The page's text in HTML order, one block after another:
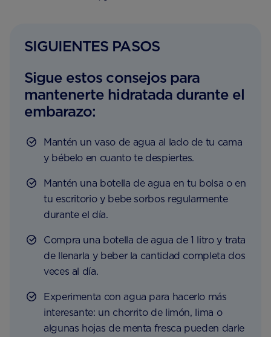
SIGUIENTES PASOS
Sigue estos consejos para
mantenerte hidratada durante el
embarazo:
Mantén un vaso de agua al lado de tu cama
y bébelo en cuanto te despiertes.
Mantén una botella de agua en tu bolsa o en
tu escritorio y bebe sorbos regularmente
durante el día.
Compra una botella de agua de 1 litro y trata
de llenarla y beber la cantidad completa dos
veces al día.
Experimenta con agua para hacerlo más
interesante: un chorrito de limón, lima o
algunas hojas de menta fresca pueden darle